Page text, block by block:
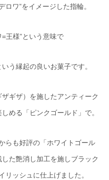
ロワ”をイメージした指輪。
=王様”という意味で
う縁起の良いお菓子です。
ギザ）を施したアンティーク
める「ピンクゴールド」で。
らも好評の「ホワイトゴール
た艶消し加工を施しブラック
リッシュに仕上げました。